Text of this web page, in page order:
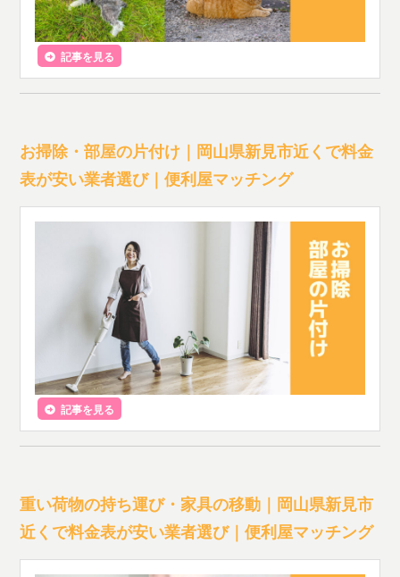
記事を見る
お掃除・部屋の片付け｜岡山県新見市近くで料金
表が安い業者選び｜便利屋マッチング
記事を見る
重い荷物の持ち運び・家具の移動｜岡山県新見市
近くで料金表が安い業者選び｜便利屋マッチング